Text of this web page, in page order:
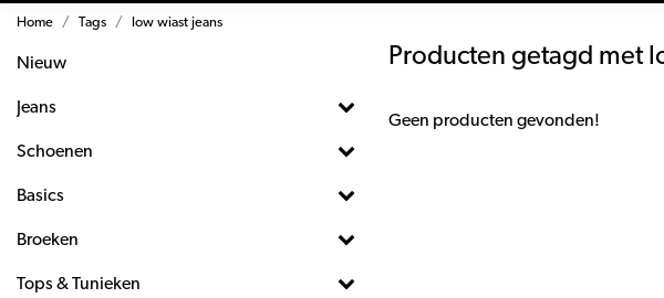
Home Tags low wiast jeans
Nieuw
Jeans
Schoenen
Basics
Broeken
Tops & Tunieken
Producten getagd met
Geen producten gevonden!